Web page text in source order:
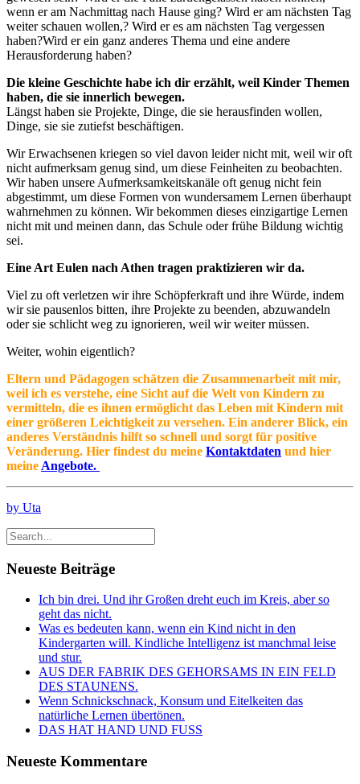
wenn er am Nachmittag nach Hause ging? Wird er am nächsten Tag
weiter schauen wollen,? Wird er es am nächsten Tag vergessen
haben?Wird er ein ganz anderes Thema und eine andere
Herausforderung haben?
Die kleine Geschichte habe ich dir erzählt, weil Kinder Themen
haben, die sie innerlich bewegen.
Längst haben sie Projekte, Dinge, die sie herausfinden wollen,
Dinge, sie sie zutiefst beschäftigen.
Wir Erwachsenen kriegen so viel davon leider nicht mit, weil wir oft
nicht aufmerksam genug sind, um diese Feinheiten zu beobachten.
Wir haben unsere Aufmerksamkeitskanäle oft genug nicht fein
abgestimmt, um diese Formen von wundersamem Lernen überhaupt
wahrnehmen zu können. Wir bekommen dieses einzigartige Lernen
nicht mit und meinen dann, das Schule oder frühe Bildung wichtig
sei.
Eine Art Eulen nach Athen tragen praktizieren wir da.
Viel zu oft verletzen wir ihre Schöpferkraft und ihre Würde, indem
wir sie pausenlos bitten, ihre Projekte zu beenden, abzuwandeln
oder sie schlicht weg zu ignorieren, weil wir weiter müssen.
Weiter, wohin eigentlich?
Eltern und Pädagogen schätzen die Zusammenarbeit mit mir,
weil ich es verstehe, eine Sicht auf die Welt von Kindern zu
vermitteln, die es ihnen ermöglicht das Leben mit Kindern mit
einer größeren Leichtigkeit zu versehen. Ein anderer Blick, ein
anderes Verständnis hilft so schnell und sorgt für positive
Veränderung. Hier findest du meine Kontaktdaten und hier
meine Angebote.
by Uta
Neueste Beiträge
Ich bin drei. Und ihr Großen dreht euch im Kreis, aber so
geht das nicht.
Was es bedeuten kann, wenn ein Kind nicht in den
Kindergarten will. Kindliche Intelligenz ist manchmal leise
und stur.
AUS DER FABRIK DES GEHORSAMS IN EIN FELD
DES STAUNENS.
Wenn Schnickschnack, Konsum und Eitelkeiten das
natürliche Lernen übertönen.
DAS HAT HAND UND FUSS
Neueste Kommentare